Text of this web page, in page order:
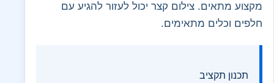
מקצוע מתאים. צילום קצר יכול לעזור להגיע עם
חלפים וכלים מתאימים.
תכנון תקציב